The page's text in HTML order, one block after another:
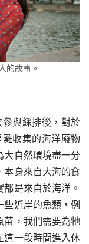
的故事。
與綵排後，對於
收集的海洋廢物
大自然環境盡一分
本身來自大海的食
是來自於海洋。
近岸的魚類，例
苗，我們需要為牠
這一段時間進入休